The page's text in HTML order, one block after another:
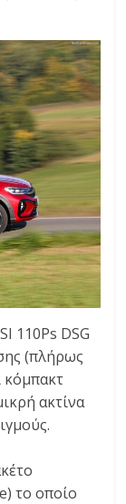
110Ps DSG
(πλήρως
κόμπακτ
ακτίνα
το οποίο